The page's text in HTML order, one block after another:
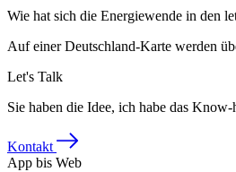
Wie hat sich die Energiewende in den
Auf einer Deutschland-Karte werden
Let's Talk
Sie haben die Idee, ich habe das Know-
Kontakt
App bis Web